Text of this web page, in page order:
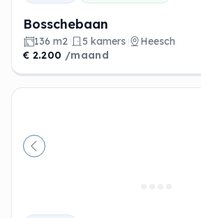
Bosschebaan
136 m2 5 kamers
Heesch
€ 2.200 /maand
Vorige